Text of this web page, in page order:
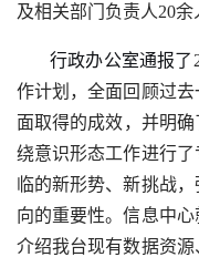
及相关部门负责人20余
行政办公室通报了
作计划，全面回顾过
面取得的成效，并明确
绕意识形态工作进行
临的新形势、新挑战
向的重要性。信息中心
介绍我台现有数据资